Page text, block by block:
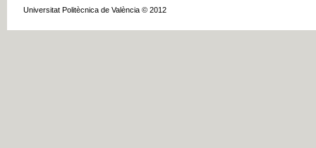
Universitat Politècnica de València © 2012